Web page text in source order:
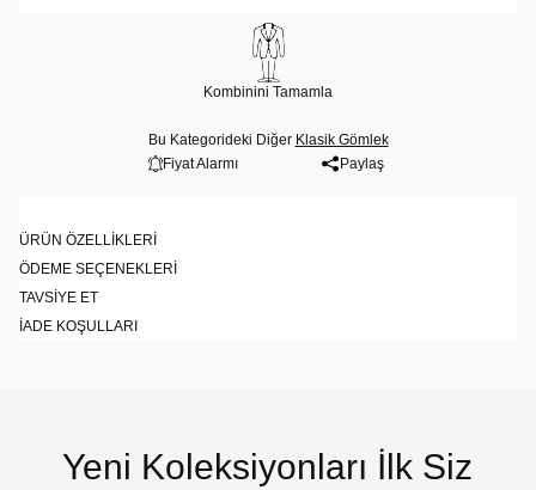
Kombinini Tamamla
Bu Kategorideki Diğer Klasik Gömlek
Fiyat Alarmı
Paylaş
ÜRÜN ÖZELLIKLERI
ÖDEME SEÇENEKLERI
TAVSIYE ET
İADE KOŞULLARI
Yeni Koleksiyonları İlk Siz